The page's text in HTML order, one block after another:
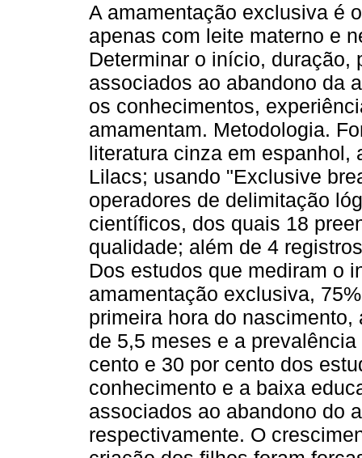
A amamentação exclusiva é
apenas com leite materno e
Determinar o início, duração,
associados ao abandono da
os conhecimentos,
amamentam. Metodologia.
literatura cinza em espanhol,
Lilacs; usando "Exclusive
operadores de delimitação
científicos, dos quais 18
qualidade; além de 4
Dos estudos que mediram o
amamentação exclusiva,
primeira hora do
de 5,5 meses e a
cento e 30 por cento dos
conhecimento e a baixa
associados ao abandono do
respectivamente. O